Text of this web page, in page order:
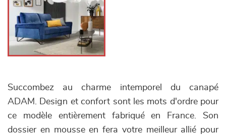
Succombez au charme intemporel du canapé
ADAM. Design et confort sont les mots d'ordre pour
ce modèle entièrement fabriqué en France. Son
dossier en mousse en fera votre meilleur allié pour